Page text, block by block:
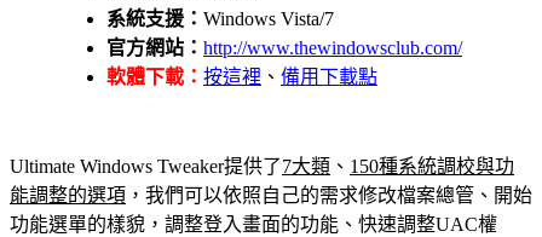
系統支援： Windows Vista/7
官方網站： http://www.thewindowsclub.com/
軟體下載： 按這裡 、 備用下載點
Ultimate Windows Tweaker提供了7大類 、 150種系統調校與功
能調整的選項 ，我們可以依照自己的需求修改檔案總管、開始
功能選單的樣貌，調整登入畫面的功能、快速調整UAC權